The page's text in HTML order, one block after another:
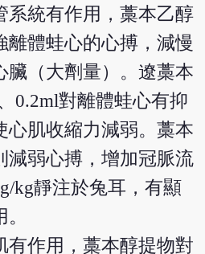
系統有作用，藁本乙醇
離體蛙心的心搏，減慢
臟（大劑量）。遼藁本
0.2ml對離體蛙心有抑
心肌收縮力減弱。藁本
減弱心搏，增加冠脈流
kg靜注於兔耳，有顯
有作用，藁本醇提物對